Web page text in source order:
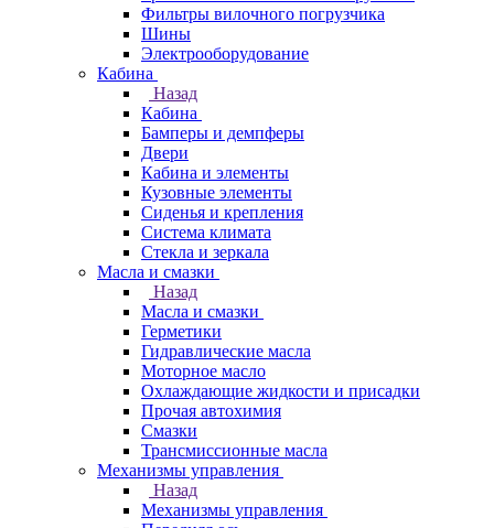
Фильтры вилочного погрузчика
Шины
Электрооборудование
Кабина
Назад
Кабина
Бамперы и демпферы
Двери
Кабина и элементы
Кузовные элементы
Сиденья и крепления
Система климата
Стекла и зеркала
Масла и смазки
Назад
Масла и смазки
Герметики
Гидравлические масла
Моторное масло
Охлаждающие жидкости и присадки
Прочая автохимия
Смазки
Трансмиссионные масла
Механизмы управления
Назад
Механизмы управления